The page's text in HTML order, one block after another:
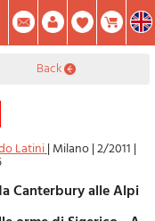
Summaryback
Latini| Milano|2/2011 |
Canterbury alle Alpi